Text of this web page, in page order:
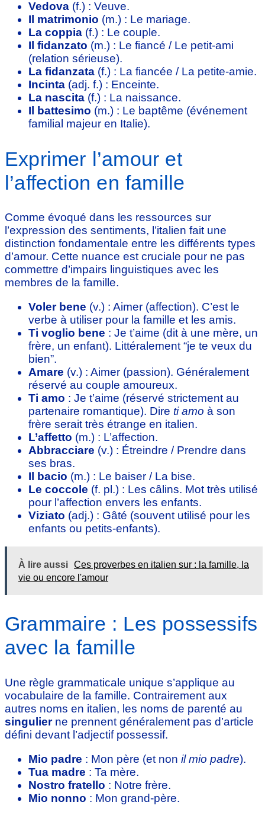
Vedova (f.) : Veuve.
Il matrimonio (m.) : Le mariage.
La coppia (f.) : Le couple.
Il fidanzato (m.) : Le fiancé / Le petit-ami
(relation sérieuse).
La fidanzata (f.) : La fiancée / La petite-amie.
Incinta (adj. f.) : Enceinte.
La nascita (f.) : La naissance.
Il battesimo (m.) : Le baptême (événement
familial majeur en Italie).
Exprimer l’amour et
l’affection en famille
Comme évoqué dans les ressources sur
l’expression des sentiments, l’italien fait une
distinction fondamentale entre les différents types
d’amour. Cette nuance est cruciale pour ne pas
commettre d’impairs linguistiques avec les
membres de la famille.
Voler bene (v.) : Aimer (affection). C’est le
verbe à utiliser pour la famille et les amis.
Ti voglio bene : Je t’aime (dit à une mère, un
frère, un enfant). Littéralement “je te veux du
bien”.
Amare (v.) : Aimer (passion). Généralement
réservé au couple amoureux.
Ti amo : Je t’aime (réservé strictement au
partenaire romantique). Dire ti amo à son
frère serait très étrange en italien.
L’affetto (m.) : L’affection.
Abbracciare (v.) : Étreindre / Prendre dans
ses bras.
Il bacio (m.) : Le baiser / La bise.
Le coccole (f. pl.) : Les câlins. Mot très utilisé
pour l’affection envers les enfants.
Viziato (adj.) : Gâté (souvent utilisé pour les
enfants ou petits-enfants).
À lire aussi Ces proverbes en italien sur : la famille, la
vie ou encore l'amour
Grammaire : Les possessifs
avec la famille
Une règle grammaticale unique s’applique au
vocabulaire de la famille. Contrairement aux
autres noms en italien, les noms de parenté au
singulierne prennent généralement pas d’article
défini devant l’adjectif possessif.
Mio padre : Mon père (et non il mio padre).
Tua madre : Ta mère.
Nostro fratello : Notre frère.
Mio nonno : Mon grand-père.